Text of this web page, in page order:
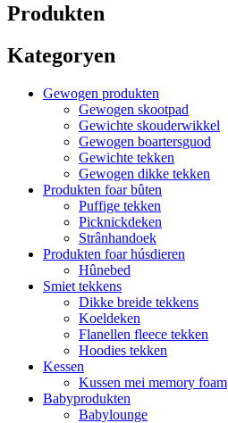
Produkten
Kategoryen
Gewogen produkten
Gewogen skootpad
Gewichte skouderwikkel
Gewogen boartersguod
Gewichte tekken
Gewogen dikke tekken
Produkten foar bûten
Puffige tekken
Picknickdeken
Strânhandoek
Produkten foar húsdieren
Hûnebed
Smiet tekkens
Dikke breide tekkens
Koeldeken
Flanellen fleece tekken
Hoodies tekken
Kessen
Kussen mei memory foam
Babyprodukten
Babylounge